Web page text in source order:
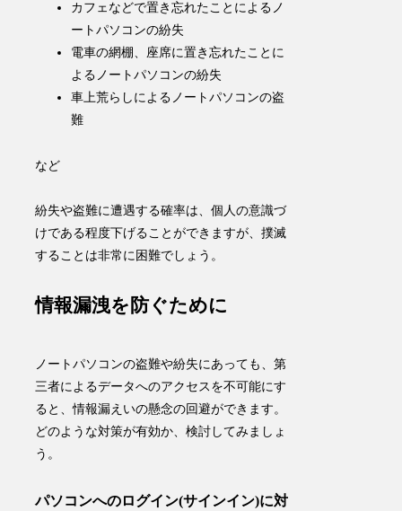
カフェなどで置き忘れたことによるノ
ートパソコンの紛失
電車の網棚、座席に置き忘れたことに
よるノートパソコンの紛失
車上荒らしによるノートパソコンの盗
難
など
紛失や盗難に遭遇する確率は、個人の意識づ
けである程度下げることができますが、撲滅
することは非常に困難でしょう。
情報漏洩を防ぐために
ノートパソコンの盗難や紛失にあっても、第
三者によるデータへのアクセスを不可能にす
ると、情報漏えいの懸念の回避ができます。
どのような対策が有効か、検討してみましょ
う。
パソコンへのログイン(サインイン)に対